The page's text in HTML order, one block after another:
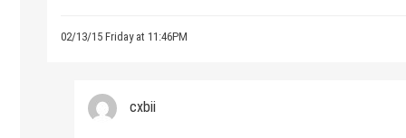
02/13/15 Friday at 11:46PM
cxbii